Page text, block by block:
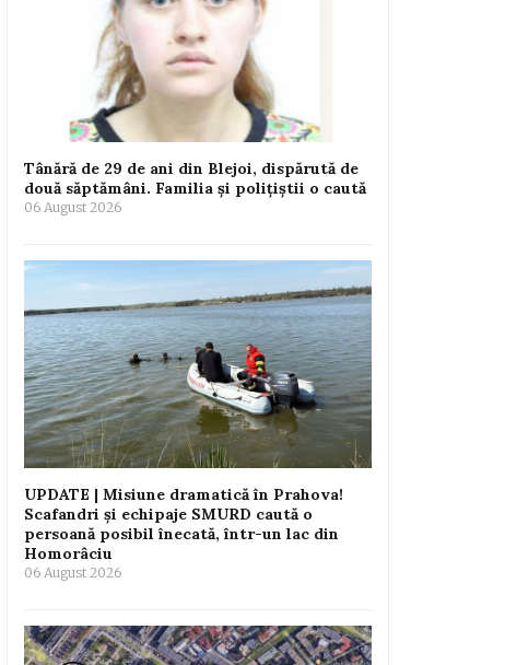
Tânără de 29 de ani din Blejoi, dispărută de
două săptămâni. Familia și polițiștii o caută
06 August 2026
UPDATE | Misiune dramatică în Prahova!
Scafandri și echipaje SMURD caută o
persoană posibil înecată, într-un lac din
Homorâciu
06 August 2026